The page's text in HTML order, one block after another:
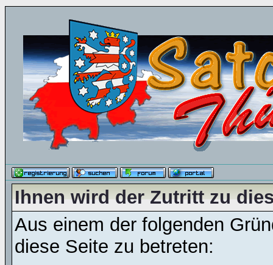
Ihnen wird der Zutritt zu
Aus einem der folgenden
diese Seite zu betreten: